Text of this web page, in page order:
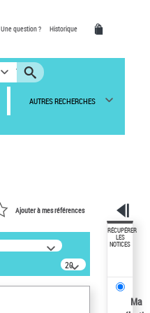
Une question ? Historique
AUTRES RECHERCHES
Ajouter à mes références
20
résultats/page
RÉCUPÉRER
LES
NOTICES
Ma